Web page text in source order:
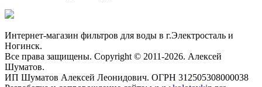
Интернет-магазин фильтров для воды в г.Электросталь и
Ногинск.
Все права защищены. Copyright © 2011-2026. Алексей
Шуматов.
ИП Шуматов Алексей Леонидович. ОГРН 312505308000038